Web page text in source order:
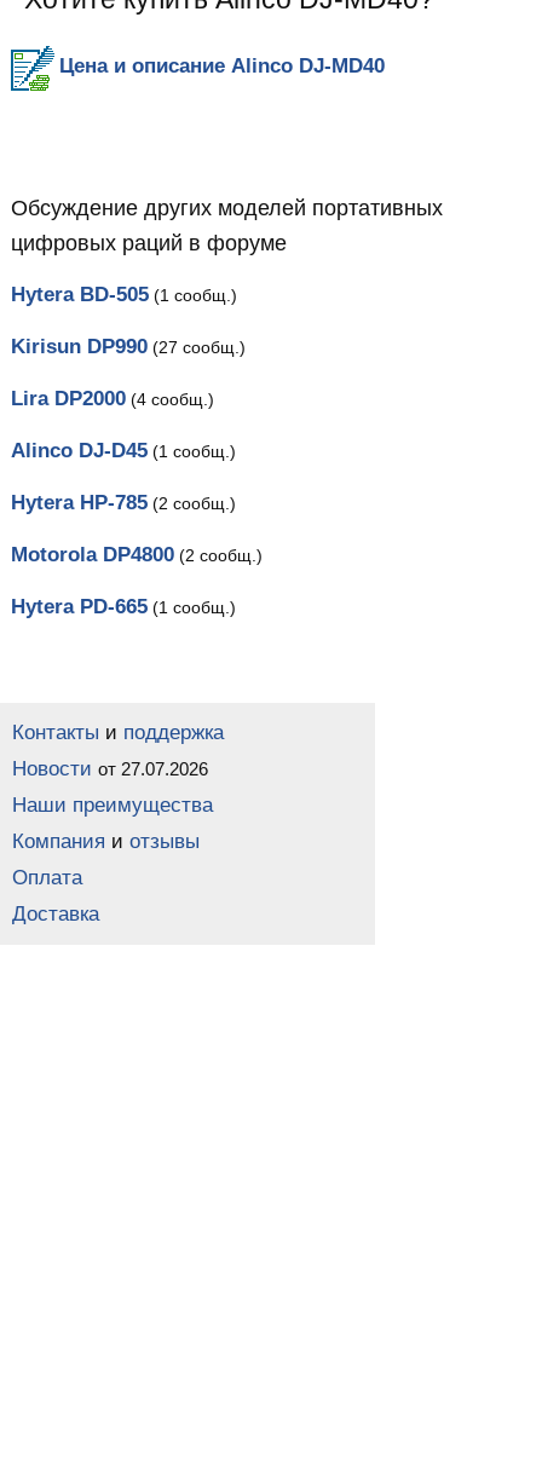
Цена и описание Alinco DJ-MD40
Обсуждение других моделей портативных
цифровых раций в форуме
Hytera BD-505(1 сообщ.)
Kirisun DP990(27 сообщ.)
Lira DP2000(4 сообщ.)
Alinco DJ-D45(1 сообщ.)
Hytera HP-785(2 сообщ.)
Motorola DP4800(2 сообщ.)
Hytera PD-665(1 сообщ.)
Контакты и поддержка
Новости от 27.07.2026
Наши преимущества
Компания и отзывы
Оплата
Доставка